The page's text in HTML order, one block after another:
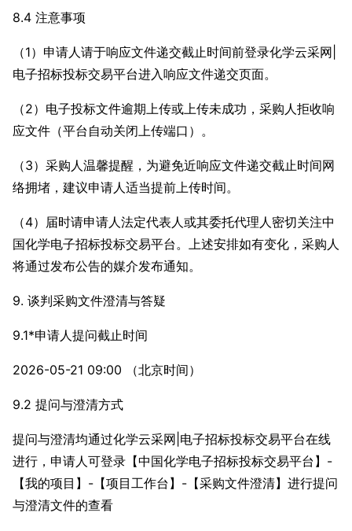
8.4 注意事项
（1）申请人请于响应文件递交截止时间前登录化学云采网|
电子招标投标交易平台进入响应文件递交页面。
（2）电子投标文件逾期上传或上传未成功，采购人拒收响
应文件（平台自动关闭上传端口）。
（3）采购人温馨提醒，为避免近响应文件递交截止时间网
络拥堵，建议申请人适当提前上传时间。
（4）届时请申请人法定代表人或其委托代理人密切关注中
国化学电子招标投标交易平台。上述安排如有变化，采购人
将通过发布公告的媒介发布通知。
9. 谈判采购文件澄清与答疑
9.1*申请人提问截止时间
2026-05-21 09:00 （北京时间）
9.2 提问与澄清方式
提问与澄清均通过化学云采网|电子招标投标交易平台在线
进行，申请人可登录【中国化学电子招标投标交易平台】-
【我的项目】-【项目工作台】-【采购文件澄清】进行提问
与澄清文件的查看